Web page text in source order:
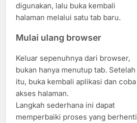
digunakan, lalu buka kembali
halaman melalui satu tab baru.
Mulai ulang browser
Keluar sepenuhnya dari browser,
bukan hanya menutup tab. Setelah
itu, buka kembali aplikasi dan coba
akses halaman.
Langkah sederhana ini dapat
memperbaiki proses yang berhenti